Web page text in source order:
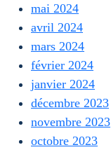
mai 2024
avril 2024
mars 2024
février 2024
janvier 2024
décembre 2023
novembre 2023
octobre 2023